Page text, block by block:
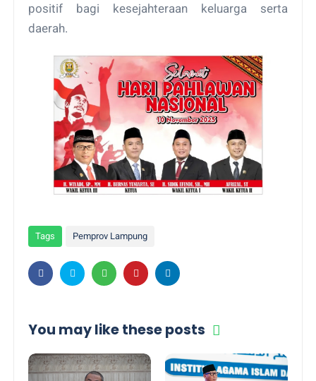
positif bagi kesejahteraan keluarga serta
daerah.
Tags Pemprov Lampung
You may like these posts